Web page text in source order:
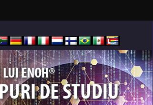
ENOH®
DE STUDIU